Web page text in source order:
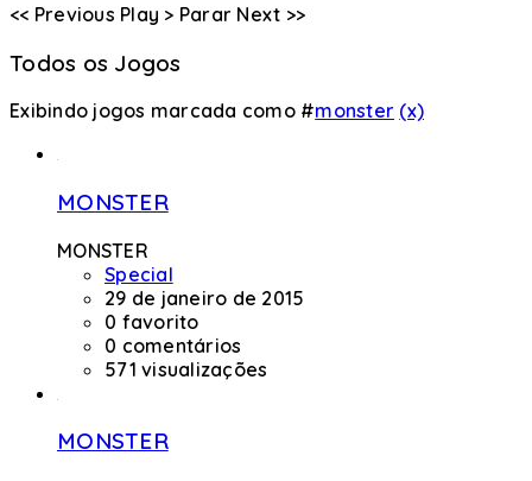
<< Previous Play > Parar Next >>
Todos os Jogos
Exibindo jogos marcada como #monster (x)
MONSTER
MONSTER
Special
29 de janeiro de 2015
0 favorito
0 comentários
571 visualizações
MONSTER